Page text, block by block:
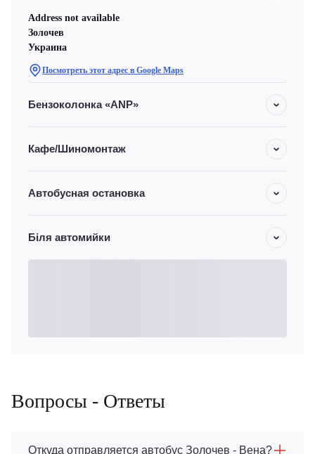
Address not available
Золочев
Украина
Посмотреть этот адрес в Google Maps
Бензоколонка «ANP»
Кафе/Шиномонтаж
Автобусная остановка
Біля автомийки
Вопросы - Ответы
Откуда отправляется автобус Золочев - Вена?